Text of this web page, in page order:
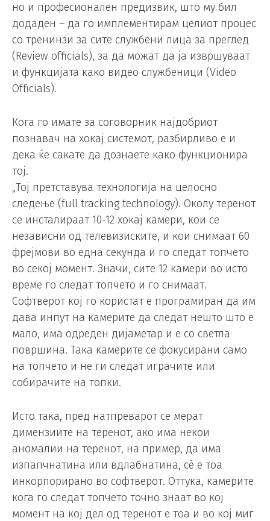
но и професионален предизвик, што му бил
додаден – да го имплементирам целиот процес
со тренинзи за сите службени лица за преглед
(Review officials), за да можат да ја извршуваат
и функцијата како видео службеници (Video
Officials).
Кога го имате за соговорник најдобриот
познавач на хокај системот, разбирливо е и
дека ќе сакате да дознаете како функционира
тој.
„Тој претставува технологија на целосно
следење (full tracking technology). Околу теренот
се инсталираат 10-12 хокај камери, кои се
независни од телевизиските, и кои снимаат 60
фрејмови во една секунда и го следат топчето
во секој момент. Значи, сите 12 камери во исто
време го следат топчето и го снимаат.
Софтверот кој го користат е програмиран да им
дава инпут на камерите да следат нешто што е
мало, има одреден дијаметар и е со светла
површина. Така камерите се фокусирани само
на топчето и не ги следат играчите или
собирачите на топки.
Исто така, пред натпреварот се мерат
димензиите на теренот, ако има некои
аномалии на теренот, на пример, да има
изпапчнатина или вдлабнатина, сè е тоа
инкорпорирано во софтверот. Оттука, камерите
кога го следат топчето точно знаат во кој
момент на кој дел од теренот е тоа и во кој миг